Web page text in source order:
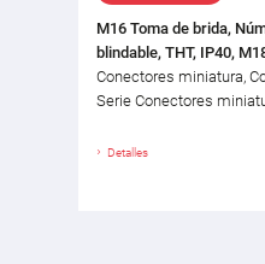
M16 Toma de brida,
blindable, THT, IP40,
Conectores miniatura,
Serie Conectores
Detalles